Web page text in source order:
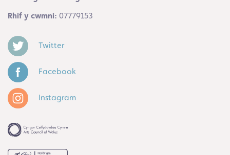
Rhif y cwmni: 07779153
Twitter
Facebook
Instagram